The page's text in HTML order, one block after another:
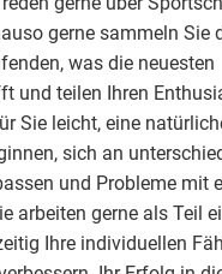
gerne sammeln Sie
was die neuesten
und teilen Ihren
Sie leicht, eine
sich an
und Probleme mit
arbeiten gerne als Teil
Ihre individuellen